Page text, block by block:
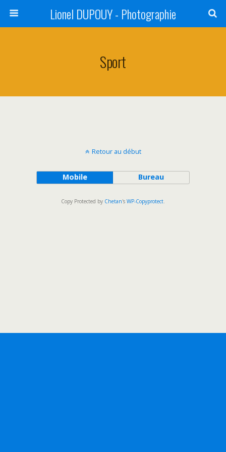
Lionel DUPOUY - Photographie
Sport
Retour au début
Mobile Bureau
Copy Protected by Chetan's WP-Copyprotect.